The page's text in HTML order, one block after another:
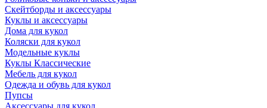
Скейтборды и аксессуары
Куклы и аксессуары
Дома для кукол
Коляски для кукол
Модельные куклы
Куклы Классические
Мебель для кукол
Одежда и обувь для кукол
Пупсы
Аксессуары для кукол